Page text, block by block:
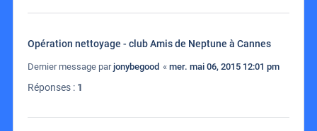
Opération nettoyage - club Amis de Neptune à Cannes
Dernier message parjonybegood « mer. mai 06, 2015 12:01 pm
Réponses : 1